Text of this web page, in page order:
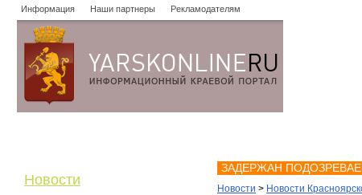
Информация Наши партнеры Рекламодателям
Новости
ЗАДЕРЖАН
Новости > Новости